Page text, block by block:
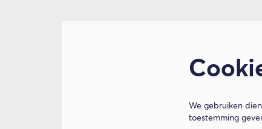
We gebruiken
toestemming